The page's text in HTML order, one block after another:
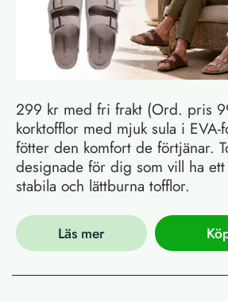
299 kr med fri frakt (Ord. pris
korktofflor med mjuk sula i
fötter den komfort de förtjänar.
designade för dig som vill ha
stabila och lättburna tofflor.
Läs mer